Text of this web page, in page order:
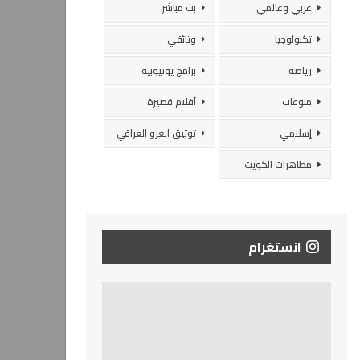
عربي وعالمي
بث مباشر
تكنولوجيا
وثائقي
رياضة
برامج يوتيوبية
منوعات
أفلام قصيرة
إسلامي
توثيق الغزو العراقي
مظاهرات الكويت
انستغرام